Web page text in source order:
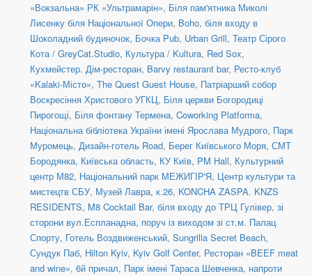
«Вокзальна» РК «Ультрамарін», Біля пам'ятника Миколі
Лисенку біля Національної Опери, Boho, біля входу в
Шоколадний будиночок, Бочка Pub, Urban Grill, Театр Сірого
Кота / GreyCat.Studio, Культура / Kultura, Red Sox,
Кухмейстер. Дім-ресторан, Barvy restaurant bar, Ресто-клуб
«Kalaki-Місто», The Quest Guest House, Патріарший собор
Воскресіння Христового УГКЦ, Біля церкви Богородиці
Пирогощі, Біля фонтану Термена, Coworking Platforma,
Національна бібліотека України імені Ярослава Мудрого, Парк
Муромець, Дизайн-готель Road, Берег Київського Моря, СМТ
Бородянка, Київська область, КУ Київ, PM Hall, Культурний
центр М82, Національний парк МЕЖИГІР'Я, Центр культури та
мистецтв СБУ, Музей Лавра, к.26, KONCHA ZASPA. KNZS
RESIDENTS, M8 Cocktail Bar, біля входу до ТРЦ Гулівер, зі
сторони вул.Еспланадна, поруч із виходом зі ст.м. Палац
Спорту, Готель Воздвиженський, Sungrilla Secret Beach,
Сундук Паб, Hilton Kyiv, Kyiv Golf Center, Ресторан «BEEF meat
and wine», 6й причал, Парк імені Тараса Шевченка, напроти